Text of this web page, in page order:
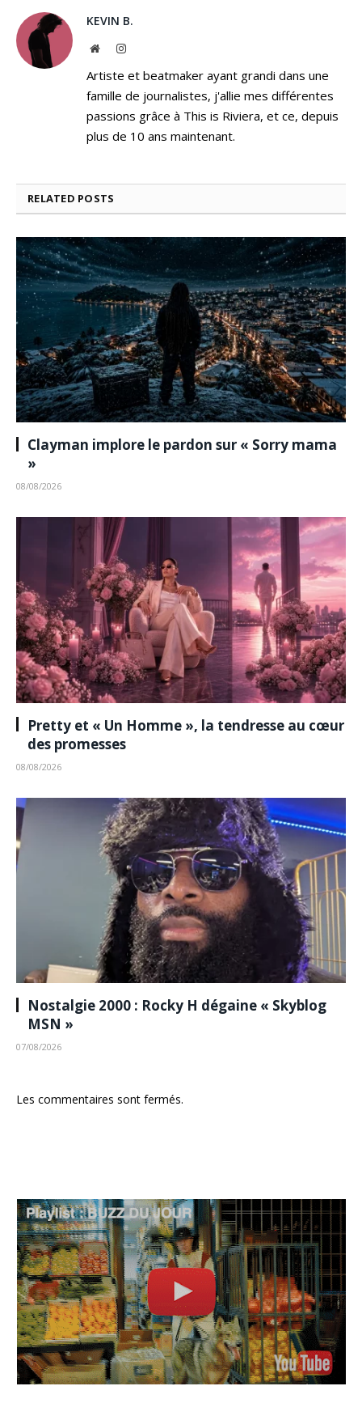
KEVIN B.
WebsiteInstagram
Artiste et beatmaker ayant grandi dans une
famille de journalistes, j'allie mes différentes
passions grâce à This is Riviera, et ce, depuis
plus de 10 ans maintenant.
RELATED POSTS
Clayman implore le pardon sur « Sorry mama
»
08/08/2026
Pretty et « Un Homme », la tendresse au cœur
des promesses
08/08/2026
Nostalgie 2000 : Rocky H dégaine « Skyblog
MSN »
07/08/2026
Les commentaires sont fermés.